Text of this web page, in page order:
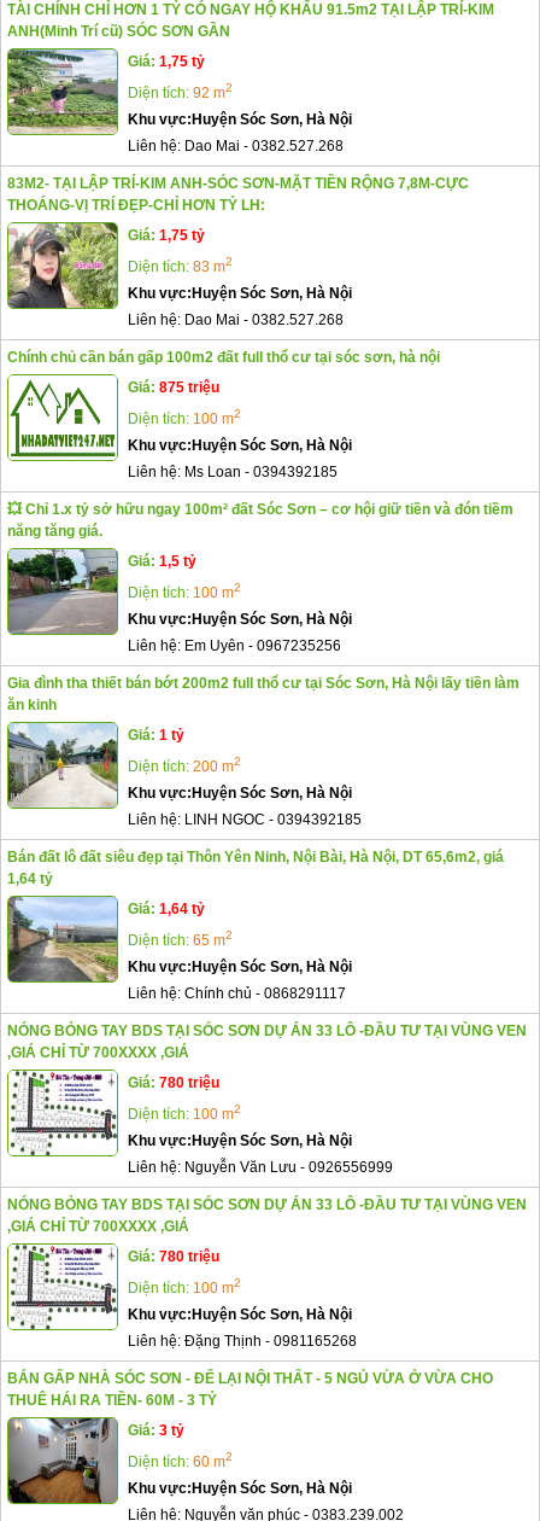
TÀI CHÍNH CHỈ HƠN 1 TỶ CÓ NGAY HỘ KHẨU 91.5m2 TẠI LẬP TRÍ-KIM
ANH(Minh Trí cũ) SÓC SƠN GẦN
Giá: 1,75 tỷ
Diện tích: 92 m2
Khu vực: Huyện Sóc Sơn, Hà Nội
Liên hệ: Dao Mai - 0382.527.268
83M2- TẠI LẬP TRÍ-KIM ANH-SÓC SƠN-MẶT TIỀN RỘNG 7,8M-CỰC
THOÁNG-VỊ TRÍ ĐẸP-CHỈ HƠN TỶ LH:
Giá: 1,75 tỷ
Diện tích: 83 m2
Khu vực: Huyện Sóc Sơn, Hà Nội
Liên hệ: Dao Mai - 0382.527.268
Chính chủ cần bán gấp 100m2 đất full thổ cư tại sóc sơn, hà nội
Giá: 875 triệu
Diện tích: 100 m2
Khu vực: Huyện Sóc Sơn, Hà Nội
Liên hệ: Ms Loan - 0394392185
💥 Chỉ 1.x tỷ sở hữu ngay 100m² đất Sóc Sơn – cơ hội giữ tiền và đón tiềm
năng tăng giá.
Giá: 1,5 tỷ
Diện tích: 100 m2
Khu vực: Huyện Sóc Sơn, Hà Nội
Liên hệ: Em Uyên - 0967235256
Gia đình tha thiết bán bớt 200m2 full thổ cư tại Sóc Sơn, Hà Nội lấy tiền làm
ăn kinh
Giá: 1 tỷ
Diện tích: 200 m2
Khu vực: Huyện Sóc Sơn, Hà Nội
Liên hệ: LINH NGOC - 0394392185
Bán đất lô đất siêu đẹp tại Thôn Yên Ninh, Nội Bài, Hà Nội, DT 65,6m2, giá
1,64 tỷ
Giá: 1,64 tỷ
Diện tích: 65 m2
Khu vực: Huyện Sóc Sơn, Hà Nội
Liên hệ: Chính chủ - 0868291117
NÓNG BỎNG TAY BDS TẠI SÓC SƠN DỰ ÁN 33 LÔ -ĐẦU TƯ TẠI VÙNG VEN
,GIÁ CHỈ TỪ 700XXXX ,GIÁ
Giá: 780 triệu
Diện tích: 100 m2
Khu vực: Huyện Sóc Sơn, Hà Nội
Liên hệ: Nguyễn Văn Lưu - 0926556999
NÓNG BỎNG TAY BDS TẠI SÓC SƠN DỰ ÁN 33 LÔ -ĐẦU TƯ TẠI VÙNG VEN
,GIÁ CHỈ TỪ 700XXXX ,GIÁ
Giá: 780 triệu
Diện tích: 100 m2
Khu vực: Huyện Sóc Sơn, Hà Nội
Liên hệ: Đặng Thịnh - 0981165268
BÁN GẤP NHÀ SÓC SƠN - ĐỂ LẠI NỘI THẤT - 5 NGỦ VỪA Ở VỪA CHO
THUÊ HÁI RA TIỀN- 60M - 3 TỶ
Giá: 3 tỷ
Diện tích: 60 m2
Khu vực: Huyện Sóc Sơn, Hà Nội
Liên hệ: Nguyễn văn phúc - 0383.239.002